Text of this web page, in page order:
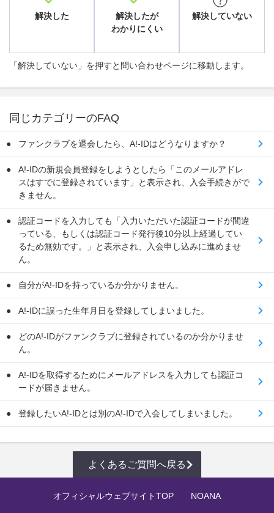
解決した
解決したが
わかりにくい
解決していない
「解決していない」を押すと問い合わせページに移動します。
同じカテゴリーのFAQ
ファンクラブを退会したら、A!-IDはどうなりますか？
A!-IDの新規会員登録をしようとしたら「このメールアドレ
スはすでに登録されています」と表示され、入会手続きがで
きません。
認証コードを入力しても「入力いただいた認証コードが間違
っている、もしくは認証コード発行後10分以上経過してい
るため無効です。」と表示され、入会申し込みに進めませ
ん。
自分がA!-IDを持っているか分かりません。
A!-IDに誤った生年月日を登録してしまいました。
どのA!-IDがファンクラブに登録されているのか分かりませ
ん。
A!-IDを取得するためにメールアドレスを入力しても認証コ
ードが届きません。
登録したいA!-IDとは別のA!-IDで入会してしまいました。
よくあるご質問へ戻る
オフィシャルウェブサイトTOP NOANA